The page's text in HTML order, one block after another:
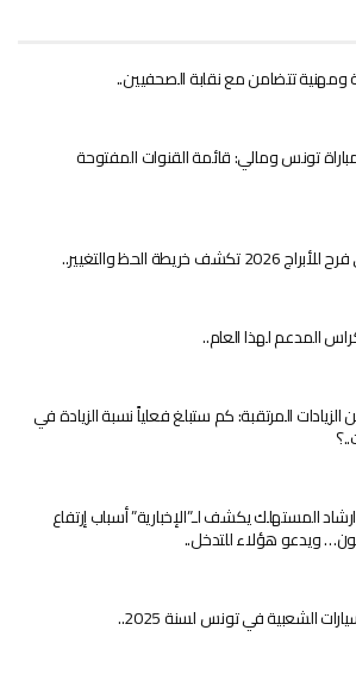
تتضامن مع نقابة الصحفيين..
تونس ومالي: قائمة القنوات المفتوحة
خريطة الحظ والتغيير..
المدعم لهذا العام..
المرتقبة: كم ستبلغ فعلياً نسبة الزيادة في
المستهلك يكشف لـ”الإخبارية” أسباب إرتفاع
ويدعو هؤلاء للتدخل..
الشعبية في تونس لسنة 2025..